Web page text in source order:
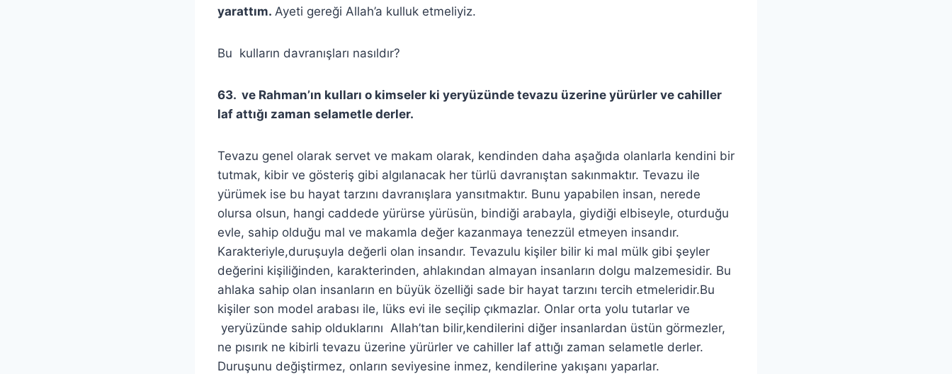
yarattım. Ayeti gereği Allah’a kulluk etmeliyiz.
Bu kulların davranışları nasıldır?
63. ve Rahman’ın kulları o kimseler ki yeryüzünde tevazu üzerine yürürler ve cahiller
laf attığı zaman selametle derler.
Tevazu genel olarak servet ve makam olarak, kendinden daha aşağıda olanlarla kendini bir
tutmak, kibir ve gösteriş gibi algılanacak her türlü davranıştan sakınmaktır. Tevazu ile
yürümek ise bu hayat tarzını davranışlara yansıtmaktır. Bunu yapabilen insan, nerede
olursa olsun, hangi caddede yürürse yürüsün, bindiği arabayla, giydiği elbiseyle, oturduğu
evle, sahip olduğu mal ve makamla değer kazanmaya tenezzül etmeyen insandır.
Karakteriyle,duruşuyla değerli olan insandır. Tevazulu kişiler bilir ki mal mülk gibi şeyler
değerini kişiliğinden, karakterinden, ahlakından almayan insanların dolgu malzemesidir. Bu
ahlaka sahip olan insanların en büyük özelliği sade bir hayat tarzını tercih etmeleridir.Bu
kişiler son model arabası ile, lüks evi ile seçilip çıkmazlar. Onlar orta yolu tutarlar ve
yeryüzünde sahip olduklarını Allah’tan bilir,kendilerini diğer insanlardan üstün görmezler,
ne pısırık ne kibirli tevazu üzerine yürürler ve cahiller laf attığı zaman selametle derler.
Duruşunu değiştirmez, onların seviyesine inmez, kendilerine yakışanı yaparlar.